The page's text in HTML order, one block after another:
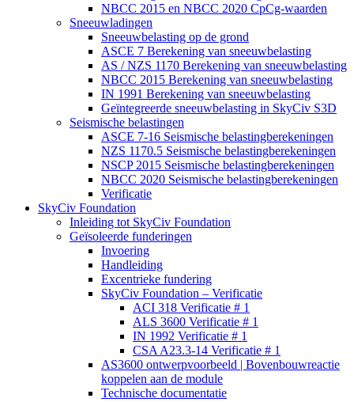
NBCC 2015 en NBCC 2020 CpCg-waarden
Sneeuwladingen
Sneeuwbelasting op de grond
ASCE 7 Berekening van sneeuwbelasting
AS / NZS 1170 Berekening van sneeuwbelasting
NBCC 2015 Berekening van sneeuwbelasting
IN 1991 Berekening van sneeuwbelasting
Geïntegreerde sneeuwbelasting in SkyCiv S3D
Seismische belastingen
ASCE 7-16 Seismische belastingberekeningen
NZS 1170.5 Seismische belastingberekeningen
NSCP 2015 Seismische belastingberekeningen
NBCC 2020 Seismische belastingberekeningen
Verificatie
SkyCiv Foundation
Inleiding tot SkyCiv Foundation
Geïsoleerde funderingen
Invoering
Handleiding
Excentrieke fundering
SkyCiv Foundation – Verificatie
ACI 318 Verificatie # 1
ALS 3600 Verificatie # 1
IN 1992 Verificatie # 1
CSA A23.3-14 Verificatie # 1
AS3600 ontwerpvoorbeeld | Bovenbouwreactie
koppelen aan de module
Technische documentatie